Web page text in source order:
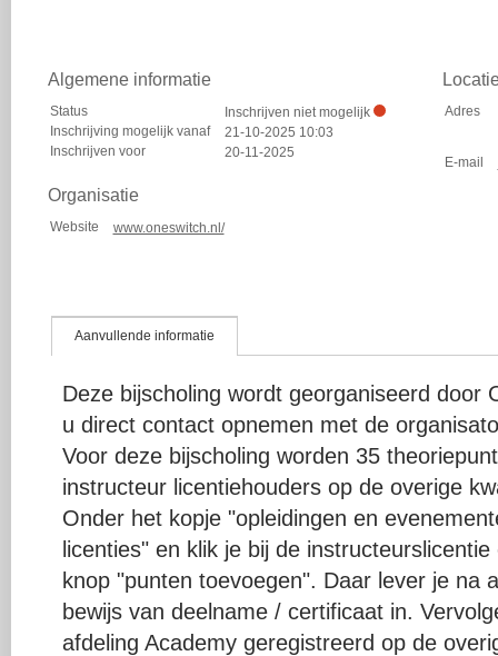
Algemene informatie
Status
Inschrijven niet mogelijk
Inschrijving mogelijk vanaf
21-10-2025 10:03
Inschrijven voor
20-11-2025
Organisatie
Website www.oneswitch.nl/
Adres
E-mail
Aanvullende informatie
Deze bijscholing wordt georganiseerd door
u direct contact opnemen met de
Voor deze bijscholing worden 35
instructeur licentiehouders op de overige
Onder het kopje "opleidingen en
licenties" en klik je bij de
knop "punten toevoegen". Daar lever je na
bewijs van deelname / certificaat in.
afdeling Academy geregistreerd op de